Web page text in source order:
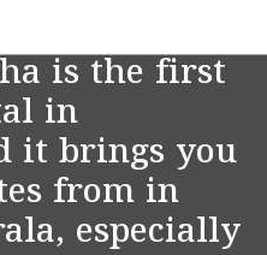
is the first
in
it brings you
from in
especially